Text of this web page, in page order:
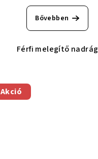
Bővebben
Férfi melegítő nadrág
Akció